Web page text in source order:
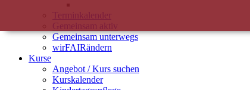
Terminkalender
Gemeinsam aktiv
Gemeinsam unterwegs
wirFAIRändern
Kurse
Angebot / Kurs suchen
Kurskalender